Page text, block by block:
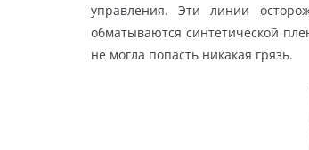
управления. Эти линии
обматываются синтетической
не могла попасть никакая грязь.